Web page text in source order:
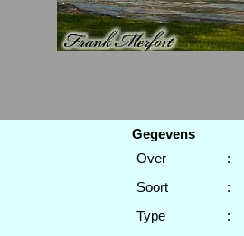
Gegevens
Over
:
Soort
:
Type
: